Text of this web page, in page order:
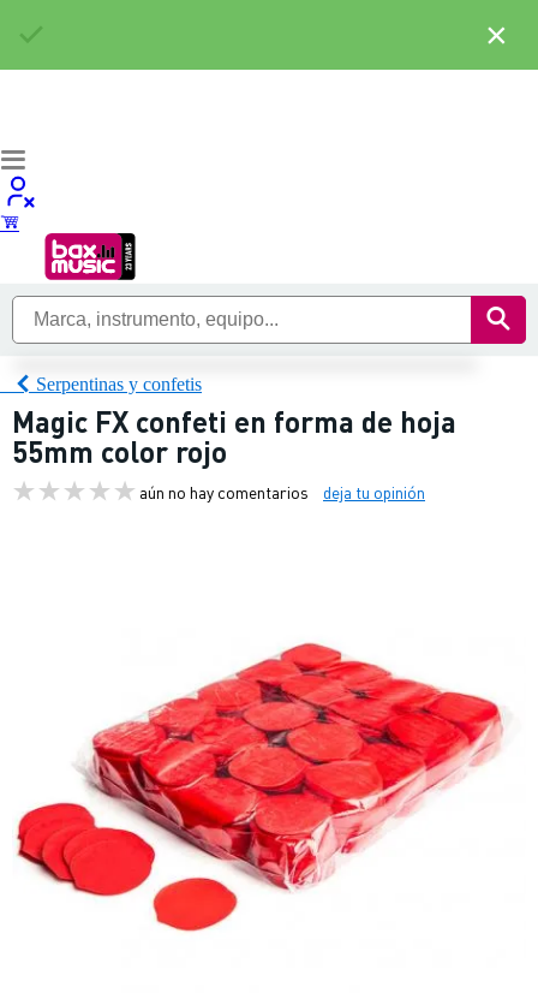
Serpentinas y confetis
Magic FX confeti en forma de hoja
55mm color rojo
aún no hay comentarios deja tu opinión
×